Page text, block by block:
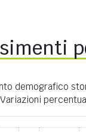
demografico